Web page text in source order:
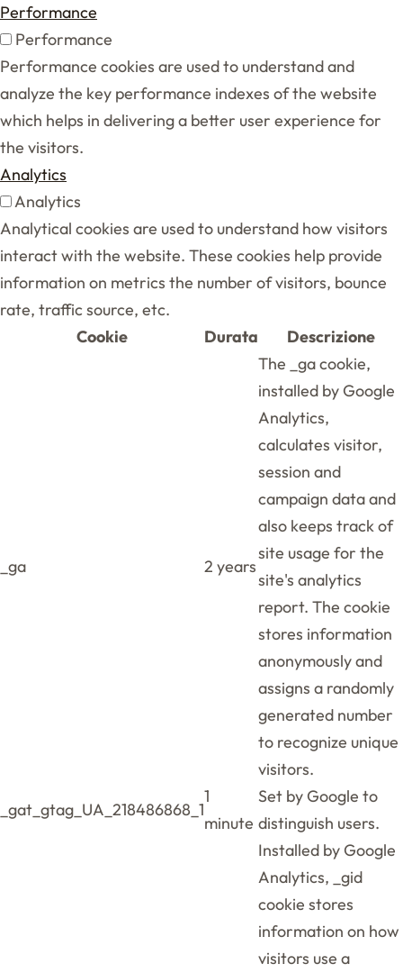
Performance
Performance
Performance cookies are used to understand and
analyze the key performance indexes of the website
which helps in delivering a better user experience for
the visitors.
Analytics
Analytics
Analytical cookies are used to understand how visitors
interact with the website. These cookies help provide
information on metrics the number of visitors, bounce
rate, traffic source, etc.
Cookie
Durata Descrizione
_ga 2 years
The _ga cookie,
installed by Google
Analytics,
calculates visitor,
session and
campaign data and
also keeps track of
site usage for the
site's analytics
report. The cookie
stores information
anonymously and
assigns a randomly
generated number
to recognize unique
visitors.
_gat_gtag_UA_218486868_1
1
minute
Set by Google to
distinguish users.
Installed by Google
Analytics, _gid
cookie stores
information on how
visitors use a